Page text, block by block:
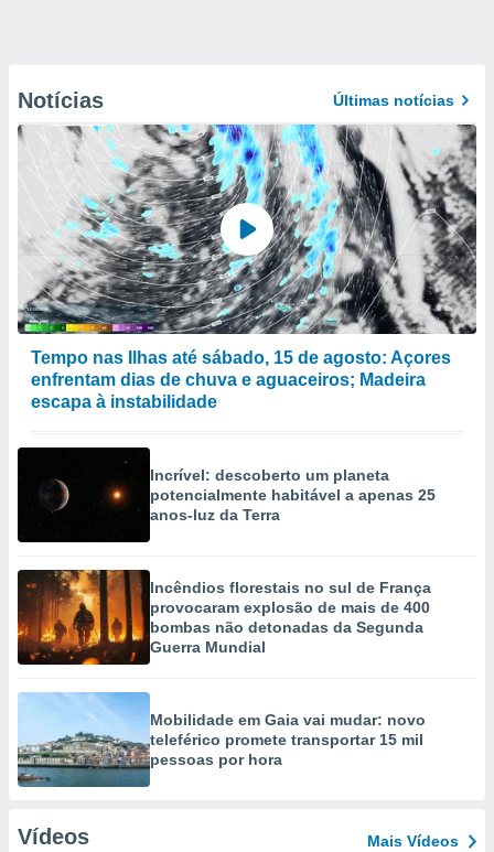
Notícias Últimas notícias
Tempo nas Ilhas até sábado, 15 de agosto: Açores
enfrentam dias de chuva e aguaceiros; Madeira
escapa à instabilidade
Incrível: descoberto um planeta
potencialmente habitável a apenas 25
anos-luz da Terra
Incêndios florestais no sul de França
provocaram explosão de mais de 400
bombas não detonadas da Segunda
Guerra Mundial
Mobilidade em Gaia vai mudar: novo
teleférico promete transportar 15 mil
pessoas por hora
Vídeos Mais Vídeos